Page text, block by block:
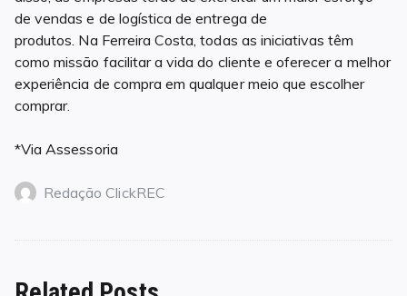
de vendas e de logística de entrega de
produtos. Na Ferreira Costa, todas as iniciativas têm
como missão facilitar a vida do cliente e oferecer a melhor
experiência de compra em qualquer meio que escolher
comprar.
*Via Assessoria
Redação ClickREC